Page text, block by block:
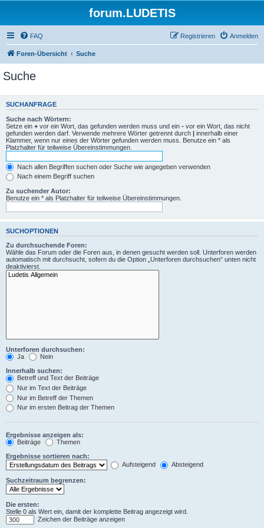
forum.LUDETIS
FAQ Anmelden
Registrieren
Foren-Übersicht Suche
Suche
SUCHANFRAGE
Suche nach Wörtern:
Setze ein + vor ein Wort, das gefunden werden muss und ein - vor ein Wort, das nicht
gefunden werden darf. Verwende mehrere Wörter getrennt durch | innerhalb einer
Klammer, wenn nur eines der Wörter gefunden werden muss. Benutze ein * als
Platzhalter für teilweise Übereinstimmungen.
Nach allen Begriffen suchen oder Suche wie angegeben verwenden
Nach einem Begriff suchen
Zu suchender Autor:
Benutze ein * als Platzhalter für teilweise Übereinstimmungen.
SUCHOPTIONEN
Zu durchsuchende Foren:
Wähle das Forum oder die Foren aus, in denen gesucht werden soll. Unterforen werden
automatisch mit durchsucht, sofern du die Option „Unterforen durchsuchen“ unten nicht
deaktivierst.
Unterforen durchsuchen:
Ja
Nein
Innerhalb suchen:
Betreff und Text der Beiträge
Nur im Text der Beiträge
Nur im Betreff der Themen
Nur im ersten Beitrag der Themen
Ergebnisse anzeigen als:
Beiträge
Themen
Ergebnisse sortieren nach:
Aufsteigend
Absteigend
Suchzeitraum begrenzen:
Die ersten:
Stelle 0 als Wert ein, damit der komplette Beitrag angezeigt wird.
Zeichen der Beiträge anzeigen